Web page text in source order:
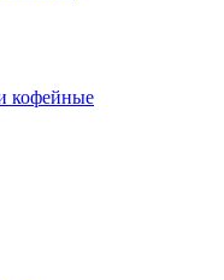
кофейные